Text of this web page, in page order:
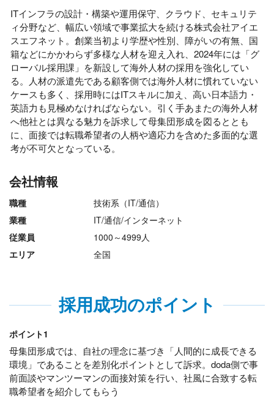
ITインフラの設計・構築や運用保守、クラウド、セキュリテ
ィ分野など、幅広い領域で事業拡大を続ける株式会社アイエ
スエフネット。創業当初より学歴や性別、障がいの有無、国
籍などにかかわらず多様な人材を迎え入れ、2024年には「グ
ローバル採用課」を新設して海外人材の採用を強化してい
る。人材の派遣先である顧客側では海外人材に慣れていない
ケースも多く、採用時にはITスキルに加え、高い日本語力・
英語力も見極めなければならない。引く手あまたの海外人材
へ他社とは異なる魅力を訴求して母集団形成を図るととも
に、面接では転職希望者の人柄や適応力を含めた多面的な選
考が不可欠となっている。
会社情報
職種
技術系（IT/通信）
業種
IT/通信/インターネット
従業員
1000～4999人
エリア
全国
採用成功のポイント
ポイント1
母集団形成では、自社の理念に基づき「人間的に成長できる
環境」であることを差別化ポイントとして訴求。doda側で事
前面談やマンツーマンの面接対策を行い、社風に合致する転
職希望者を紹介してもらう